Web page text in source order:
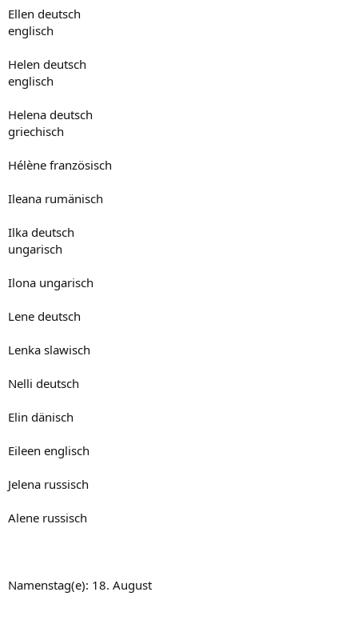
Ellen deutsch
englisch
Helen deutsch
englisch
Helena deutsch
griechisch
Hélène französisch
Ileana rumänisch
Ilka deutsch
ungarisch
Ilona ungarisch
Lene deutsch
Lenka slawisch
Nelli deutsch
Elin dänisch
Eileen englisch
Jelena russisch
Alene russisch
Namenstag(e): 18. August